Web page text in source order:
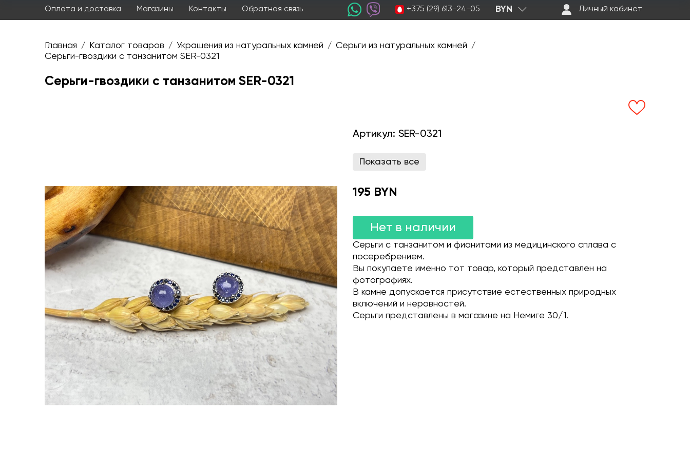
Оплата и доставка Магазины Контакты Обратная связь +375 (29) 613-24-05 BYN Личный кабинет
Главная / Каталог товаров / Украшения из натуральных камней / Серьги из натуральных камней /
Серьги-гвоздики с танзанитом SER-0321
Серьги-гвоздики с танзанитом SER-0321
Артикул: SER-0321
Показать все
195 BYN
Нет в наличии
Серьги с танзанитом и фианитами из медицинского сплава с
посеребрением.
Вы покупаете именно тот товар, который представлен на
фотографиях.
В камне допускается присутствие естественных природных
включений и неровностей.
Серьги представлены в магазине на Немиге 30/1.